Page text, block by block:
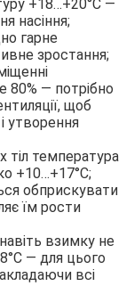
+18…+20°С —
насіння;
гарне
зростання;
80% — потрібно
щоб
утворення
тіл температура
+10…+17°С;
обприскувати
їм рости
взимку не
— для цього
всі